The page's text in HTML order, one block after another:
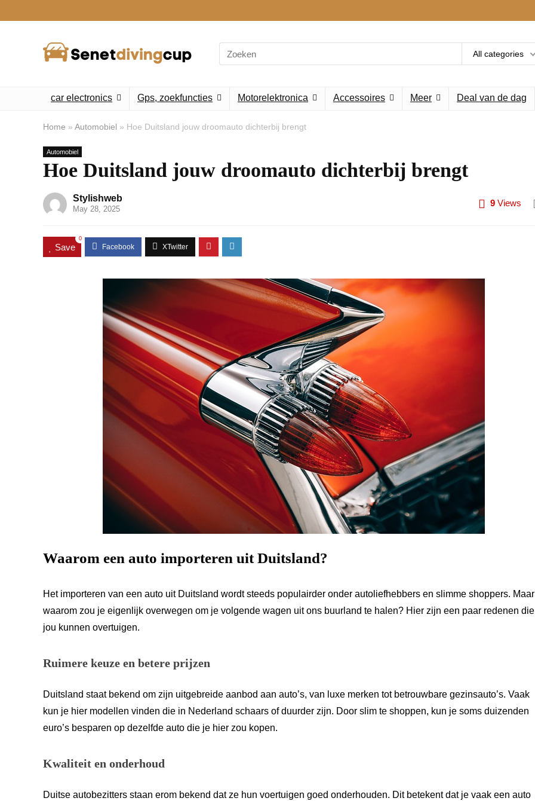
Search
for:
All categories
car electronics Gps, zoekfuncties Motorelektronica Accessoires Meer Deal van de dag
Home » Automobiel » Hoe Duitsland jouw droomauto dichterbij brengt
Automobiel
Hoe Duitsland jouw droomauto dichterbij brengt
Stylishweb
May 28, 2025
9 Views
Save
0
Waarom een auto importeren uit Duitsland?
Het importeren van een auto uit Duitsland wordt steeds populairder onder autoliefhebbers en slimme shoppers. Maar
waarom zou je eigenlijk overwegen om je volgende wagen uit ons buurland te halen? Hier zijn een paar redenen die
jou kunnen overtuigen.
Ruimere keuze en betere prijzen
Duitsland staat bekend om zijn uitgebreide aanbod aan auto’s, van luxe merken tot betrouwbare gezinsauto’s. Vaak
kun je hier modellen vinden die in Nederland schaars of duurder zijn. Door slim te shoppen, kun je soms duizenden
euro’s besparen op dezelfde auto die je hier zou kopen.
Kwaliteit en onderhoud
Duitse autobezitters staan erom bekend dat ze hun voertuigen goed onderhouden. Dit betekent dat je vaak een auto